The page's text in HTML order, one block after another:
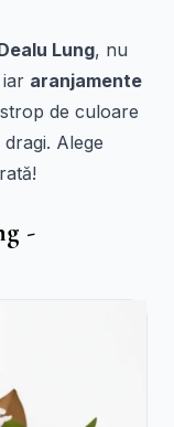
Lung, nu
aranjamente
de culoare
Alege
-